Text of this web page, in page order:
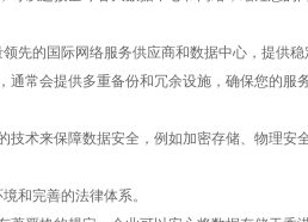
先的国际网络服务供应商和数据中心，提供稳
通常会提供多重备份和冗余设施，确保您的服
技术来保障数据安全，例如加密存储、物理安
和完善的法律体系。